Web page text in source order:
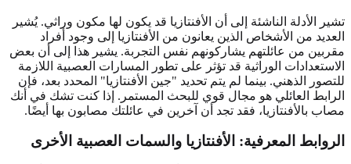
تشير الأدلة الناشئة إلى أن الأفنتازيا قد يكون لها مكون وراثي. يُشير
العديد من الأشخاص الذين يعانون من الأفنتازيا إلى وجود أفراد
مقربين من عائلتهم يشاركونهم نفس التجربة. يشير هذا إلى أن بعض
الاستعدادات الوراثية قد تؤثر على تطور المسارات العصبية اللازمة
للتصور الذهني. بينما لم يتم تحديد "جين الأفنتازيا" المحدد بعد، فإن
الرابط العائلي هو مجال قوي للبحث المستمر. إذا كنت تشك في أنك
مصاب بالأفنتازيا، فقد تجد أن آخرين في عائلتك مصابون بها أيضًا.
الروابط المعرفية: الأفنتازيا والسمات العصبية الأخرى